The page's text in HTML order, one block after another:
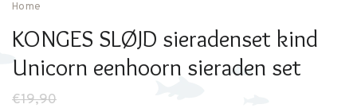
Home
KONGES SLØJD sieradenset kind
Unicorn eenhoorn sieraden set
€19,90